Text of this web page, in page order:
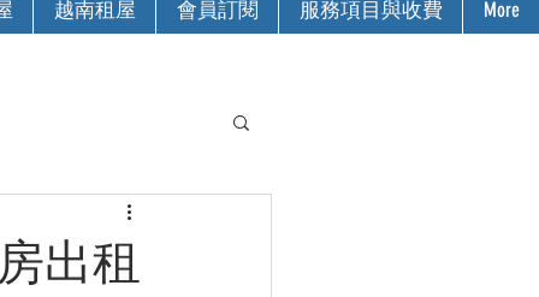
越南租屋 會員訂閱 服務項目與收費 More
出租